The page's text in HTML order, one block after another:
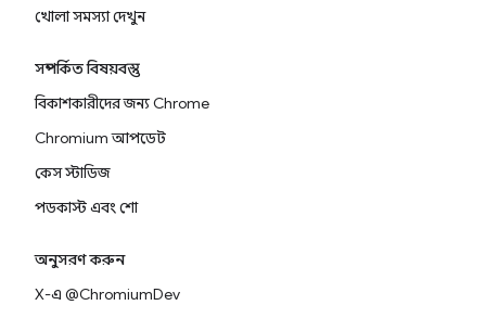
খোলা সমস্যা দেখুন
সম্পর্কিত বিষয়বস্তু
বিকাশকারীদের জন্য Chrome
Chromium আপডেট
কেস স্টাডিজ
পডকাস্ট এবং শো
অনুসরণ করুন
X-এ @ChromiumDev